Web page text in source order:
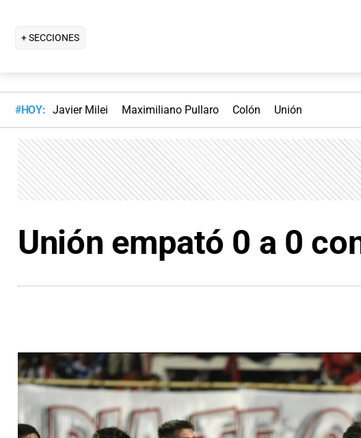
+ SECCIONES
#HOY: Javier Milei Maximiliano Pullaro Colón Unión
Unión empató 0 a 0